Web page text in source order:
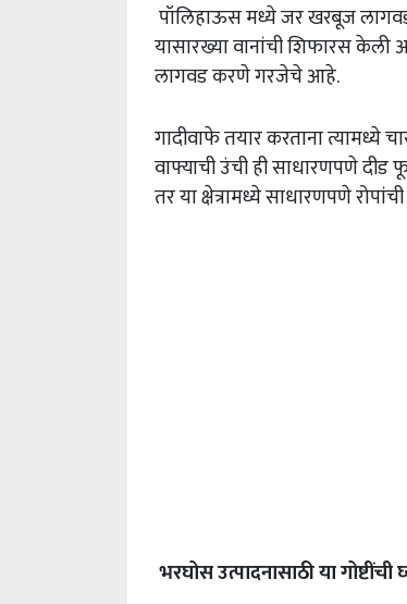
पॉलिहाऊस मध्ये जर खरबूज
यासारख्या वानांची शिफारस
लागवड करणे गरजेचे आहे.
गादीवाफे तयार करताना
वाफ्याची उंची ही साधारणपणे
तर या क्षेत्रामध्ये साधारणपणे
भरघोसउत्पादनासाठीयागोष्टींची